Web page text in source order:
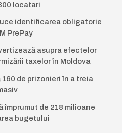
locatari
identificarea obligatorie
PrePay
asupra efectelor
taxelor în Moldova
de prizonieri în a treia
împrumut de 218 milioane
bugetului